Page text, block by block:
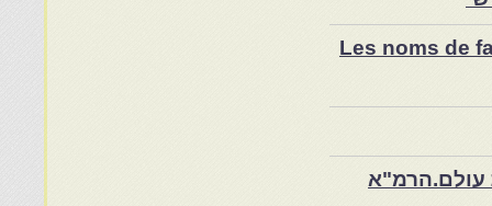
Les noms de
עולם.הרמ"א